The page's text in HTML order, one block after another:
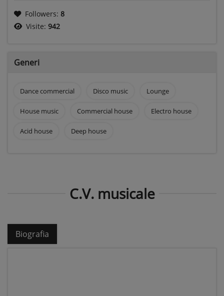
Followers: 8
Visite: 942
Generi
Dance commercial Disco music Lounge
House music Commercial house Electro house
Acid house Deep house
C.V. musicale
Biografia